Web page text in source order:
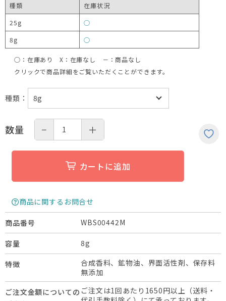
種類
在庫状況
25g
○
8g
○
○：在庫あり X：在庫なし －：商品なし
クリックで商品詳細をご覧いただくことができます。
種類 ：
数量 − ＋
カートに追加
商品に関するお問合せ
商品番号 WBS00442M
容量 8g
特徴
合成香料、鉱物油、界面活性剤、保存料
無添加
ご注文金額についての ご注文は1回あたり1650円以上（送料・